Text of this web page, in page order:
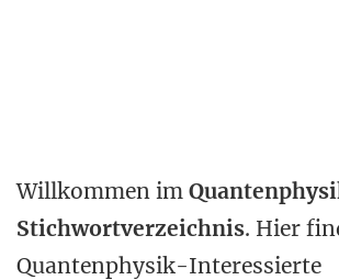
Willkommen im
Stichwortverzeichnis. Hier
Quantenphysik-Interessierte